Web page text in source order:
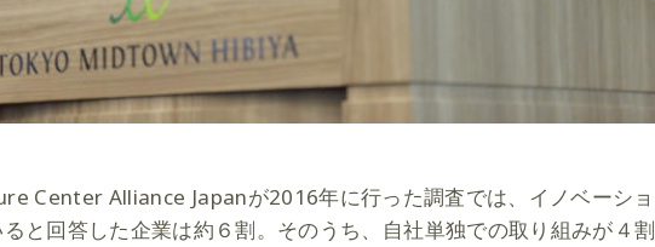
Center Alliance Japanが2016年に行った調査では、イノベーショ
と回答した企業は約６割。そのうち、自社単独での取り組みが４割